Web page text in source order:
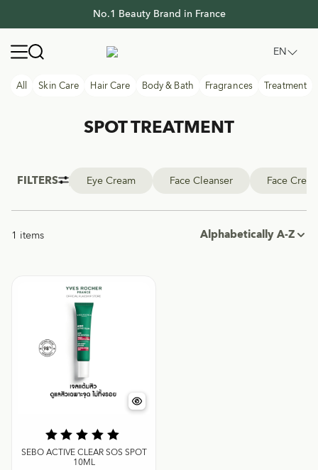
No.1 Beauty Brand in France
No.1 Beauty Brand in France
Yves Rocher Thailand
Open navigation menu EN
All Skin Care Hair Care Body & Bath Fragrances Treatment
SPOT TREATMENT
FILTERS Eye Cream Face Cleanser Face
1 items Alphabetically A-Z
SEBO ACTIVE CLEAR SOS SPOT
10ML